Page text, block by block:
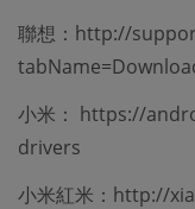
聯想：http://
小米： https://
drivers
小米紅米：http://